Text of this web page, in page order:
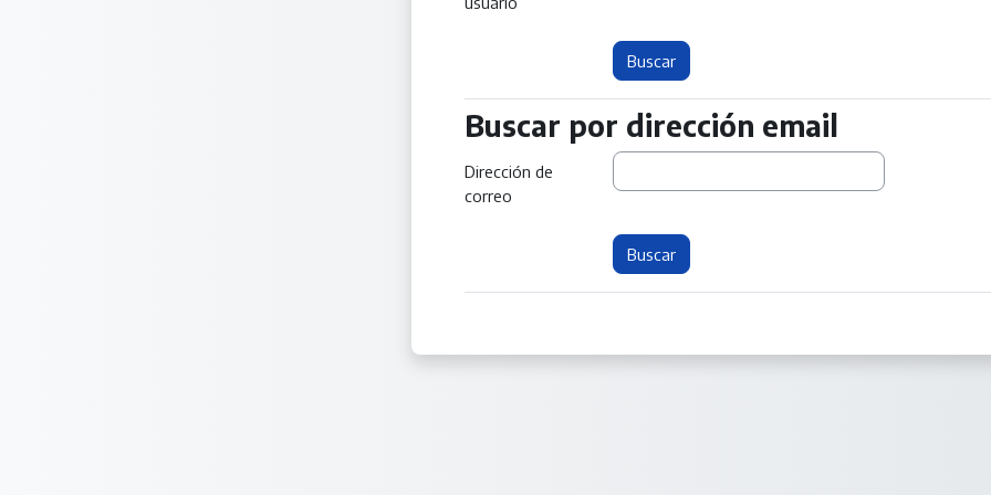
Buscar por dirección email
Buscar por dirección email
Dirección de
correo